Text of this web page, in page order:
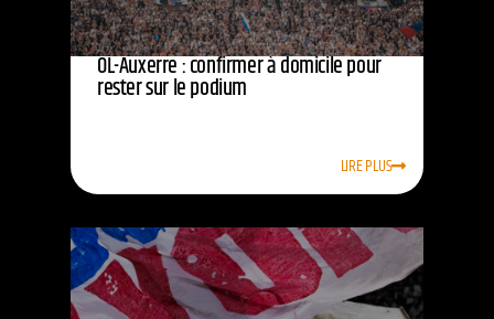
OL-Auxerre : confirmer à domicile pour
rester sur le podium
LIRE PLUS